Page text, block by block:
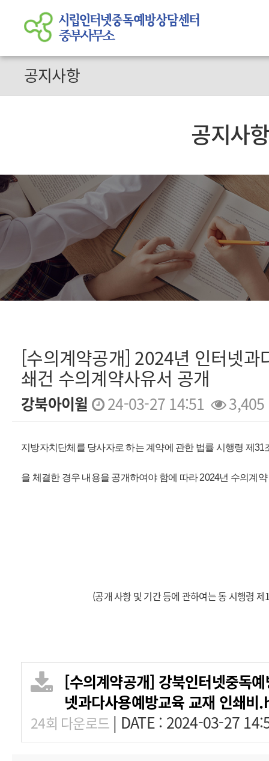
공지사항
공지사
[수의계약공개] 2024년 인터넷과
쇄건 수의계약사유서 공개
강북아이윌 24-03-27 14:51 3,405
본문
지방자치단체를 당사자로 하는 계약에 관한 법률 시행령 제
을 체결한 경우 내용을 공개하여야 함에 따라 2024년 수의계
(공개 사항 및 기간 등에 관하여는 동 시행령
[수의계약공개] 강북인터넷중독
넷과다사용예방교육 교재 인쇄
24회 다운로드 | DATE : 2024-03-27